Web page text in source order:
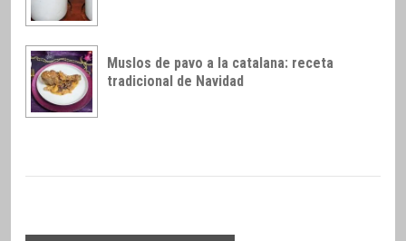
Muslos de pavo a la catalana: receta
tradicional de Navidad